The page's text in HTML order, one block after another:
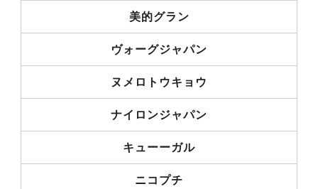
美的グラン
ヴォーグジャパン
ヌメロトウキョウ
ナイロンジャパン
キューーガル
ニコプチ